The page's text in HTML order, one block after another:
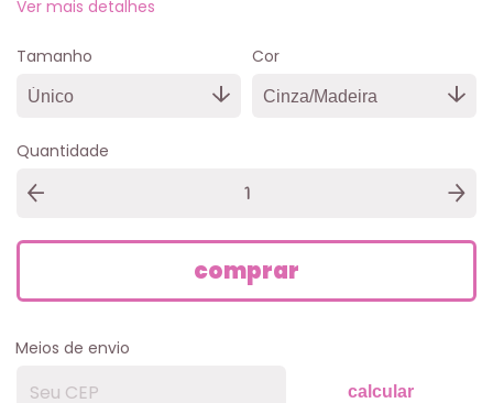
Ver mais detalhes
Tamanho Cor
Quantidade
Meios de envio
calcular